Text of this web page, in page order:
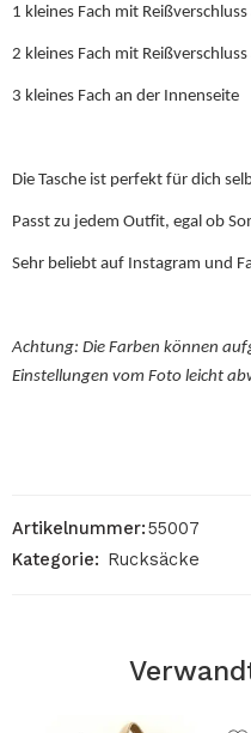
1 kleines Fach mit
2 kleines Fach mit
3 kleines Fach an der Innenseite
Die Tasche ist perfekt für dich
Passt zu jedem Outfit, egal ob
Sehr beliebt auf Instagram und
Achtung: Die Farben können
Einstellungen vom Foto leicht
Artikelnummer:55007
Kategorie: Rucksäcke